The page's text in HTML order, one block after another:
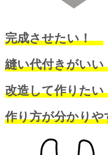
完成させたい！
縫い代付きがいい
改造して作りた
作り方が分かり